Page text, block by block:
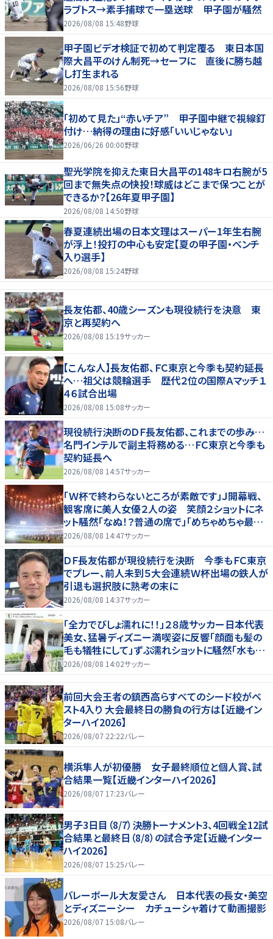
ラブトス→素手捕球で一塁送球 甲子園が騒然
2026/08/08 15:48野球
甲子園ビデオ検証で初めて判定覆る 東日本国
際大昌平のけん制死→セーフに 直後に勝ち越
し打生まれる
2026/08/08 15:56野球
「初めて見た」“赤いチア” 甲子園中継で視線釘
付け…納得の理由に好感「いいじゃない」
2026/06/26 00:00野球
聖光学院を抑えた東日大昌平の148キロ右腕が5
回まで無失点の快投！球威はどこまで保つことが
できるか？【26年夏甲子園】
2026/08/08 14:50野球
春夏連続出場の日本文理はスーパー1年生右腕
が浮上！投打の中心も安定【夏の甲子園・ベンチ
入り選手】
2026/08/08 15:24野球
長友佑都、40歳シーズンも現役続行を決意 東
京と再契約へ
2026/08/08 15:19サッカー
【こんな人】長友佑都、ＦＣ東京と今季も契約延長
へ…祖父は競輪選手 歴代２位の国際Ａマッチ１
４６試合出場
2026/08/08 15:08サッカー
現役続行決断のＤＦ長友佑都、これまでの歩み…
名門インテルで副主将務める…ＦＣ東京と今季も
契約延長へ
2026/08/08 14:57サッカー
「Ｗ杯で終わらないところが素敵です」Ｊ開幕戦、
観客席に美人女優２人の姿 笑顔２ショットにネ
ット騒然「なぬ！？普通の席で」「めちゃめちゃ最上
級に可愛すぎ」
2026/08/08 14:47サッカー
ＤＦ長友佑都が現役続行を決断 今季もＦＣ東京
でプレー、前人未到５大会連続Ｗ杯出場の鉄人が
引退も選択肢に熟考の末に
2026/08/08 14:37サッカー
「全力でびしょ濡れに！！」２８歳サッカー日本代表
美女、猛暑ディズニー満喫姿に反響「顔面も髪の
毛も犠牲にして」ずぶ濡れショットに騒然「水も滴
る」「女優さんかと」
2026/08/08 14:02サッカー
前回大会王者の鎮西高らすべてのシード校がベ
スト4入り 大会最終日の勝負の行方は【近畿イン
ターハイ2026】
2026/08/07 22:22バレー
横浜隼人が初優勝 女子最終順位と個人賞、試
合結果一覧【近畿インターハイ2026】
2026/08/07 17:23バレー
男子3日目（8/7）決勝トーナメント3、4回戦全12試
合結果と最終日（8/8）の試合予定【近畿インター
ハイ2026】
2026/08/07 15:25バレー
バレーボール大友愛さん 日本代表の長女・美空
とディズニーシー カチューシャ着けて動画撮影
2026/08/07 15:08バレー